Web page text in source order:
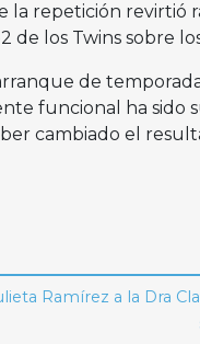
la repetición revirtió
de los Twins sobre
de
funcional ha sido
cambiado el
Ramírez a la Dra